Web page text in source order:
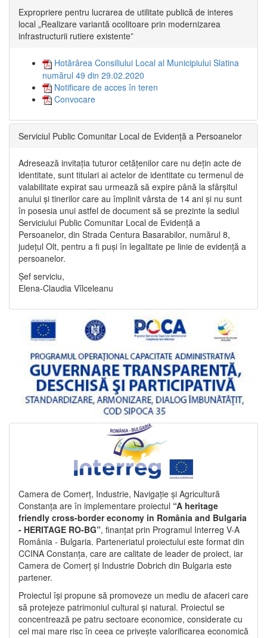
Expropriere pentru lucrarea de utilitate publică de interes
local „Realizare variantă ocolitoare prin modernizarea
infrastructurii rutiere existente”
Hotărârea Consiliului Local al Municipiului Slatina
numărul 49 din 29.02.2020
Notificare de acces în teren
Convocare
Serviciul Public Comunitar Local de Evidență a Persoanelor
Adresează invitația tuturor cetățenilor care nu dețin acte de
identitate, sunt titulari ai actelor de identitate cu termenul de
valabilitate expirat sau urmează să expire până la sfârșitul
anului și tinerilor care au împlinit vârsta de 14 ani și nu sunt
în posesia unui astfel de document să se prezinte la sediul
Serviciului Public Comunitar Local de Evidență a
Persoanelor, din Strada Centura Basarabilor, numărul 8,
județul Olt, pentru a fi puși în legalitate pe linie de evidență a
persoanelor.
Șef serviciu,
Elena-Claudia Vîlceleanu
Camera de Comerț, Industrie, Navigație și Agricultură
Constanța are în implementare proiectul “A heritage
friendly cross-border economy in România and Bulgaria
- HERITAGE RO-BG”, finanțat prin Programul Interreg V-A
România - Bulgaria. Parteneriatul proiectului este format din
CCINA Constanța, care are calitate de leader de proiect, iar
Camera de Comerț și Industrie Dobrich din Bulgaria este
partener.
Proiectul își propune să promoveze un mediu de afaceri care
să protejeze patrimoniul cultural și natural. Proiectul se
concentrează pe patru sectoare economice, considerate cu
cel mai mare risc în ceea ce privește valorificarea economică